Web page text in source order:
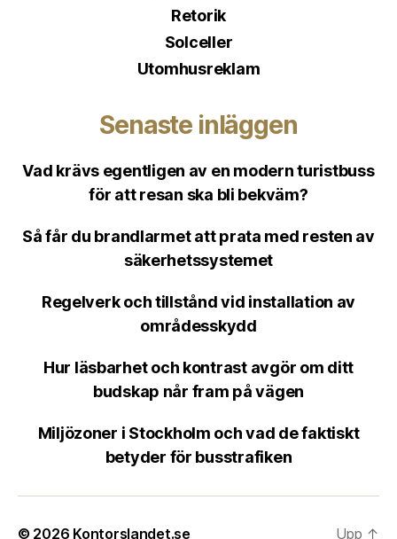
Retorik
Solceller
Utomhusreklam
Senaste inläggen
Vad krävs egentligen av en modern turistbuss
för att resan ska bli bekväm?
Så får du brandlarmet att prata med resten av
säkerhetssystemet
Regelverk och tillstånd vid installation av
områdesskydd
Hur läsbarhet och kontrast avgör om ditt
budskap når fram på vägen
Miljözoner i Stockholm och vad de faktiskt
betyder för busstrafiken
© 2026 Kontorslandet.se Upp ↑